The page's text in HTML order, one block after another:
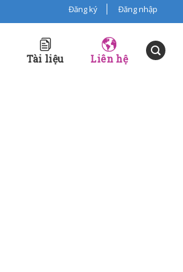
Đăng ký Đăng nhập
Tài liệu Liên hệ